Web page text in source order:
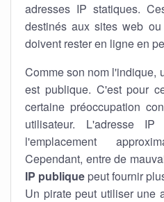
adresses IP statiques.
destinés aux sites web
doivent rester en ligne en
Comme son nom l'indique,
est publique. C'est pour
certaine préoccupation
utilisateur. L'adresse
l'emplacement
Cependant, entre de
IP publique peut fournir
Un pirate peut utiliser une